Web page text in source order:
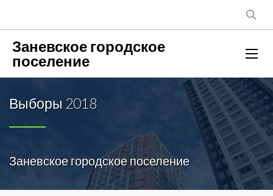
Заневское городское
поселение
Выборы 2018
Заневское городское поселение